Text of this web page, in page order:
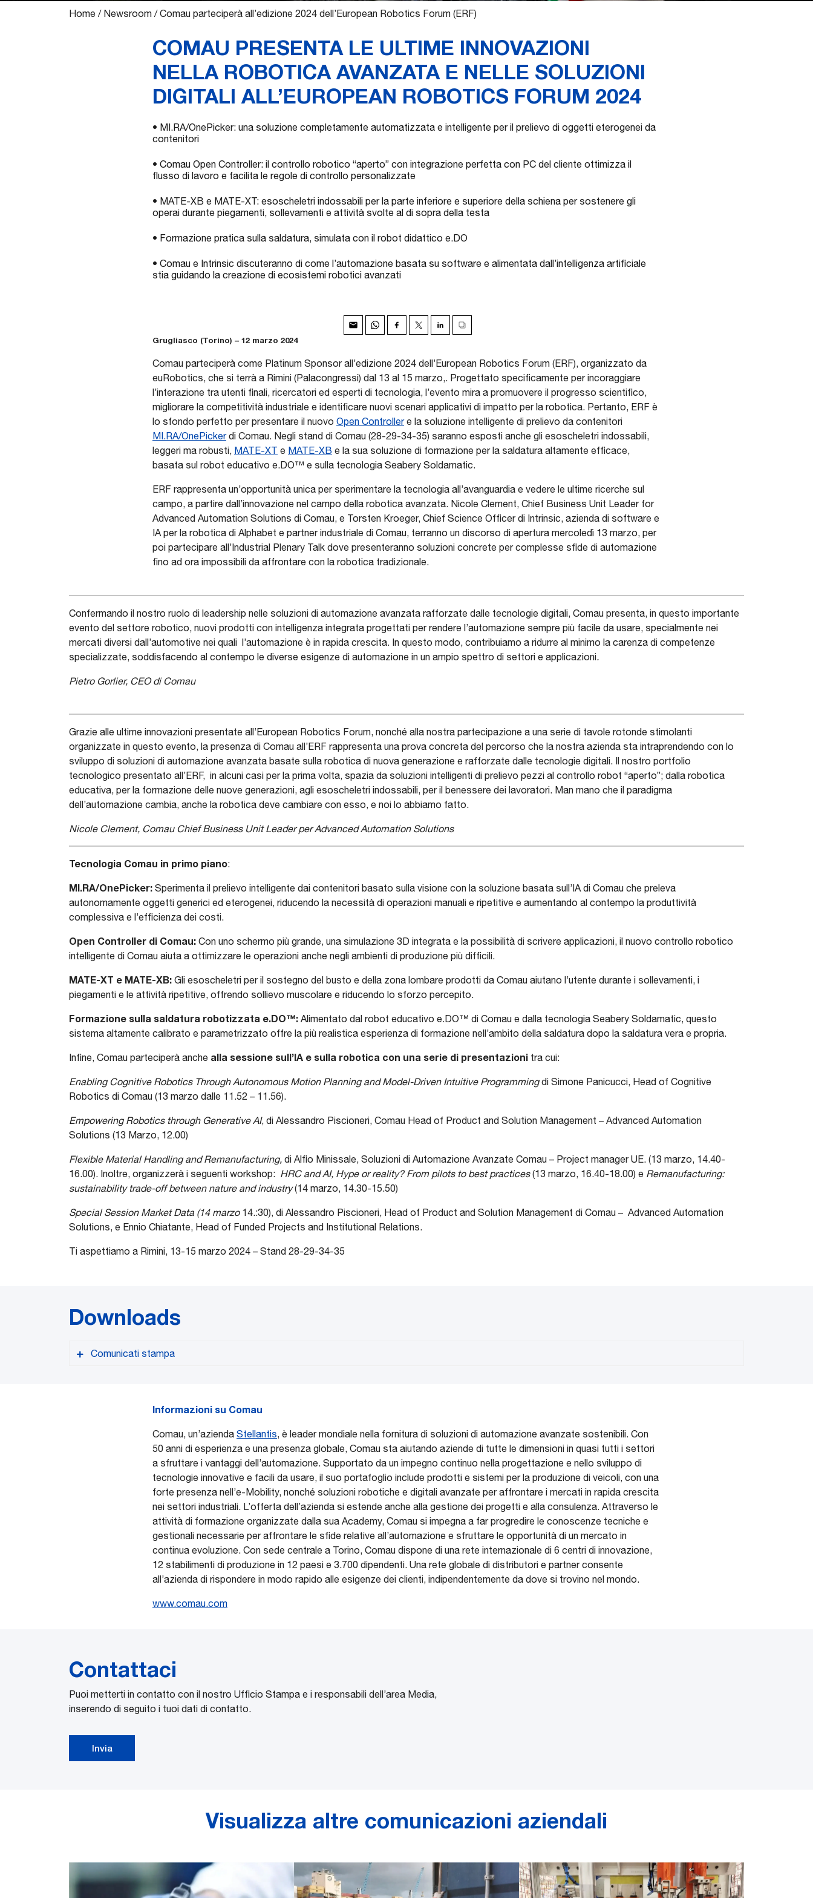
Home / Newsroom /Comau parteciperà all’edizione 2024 dell’European Robotics Forum (ERF)
COMAU PRESENTA LE ULTIME INNOVAZIONI
NELLA ROBOTICA AVANZATA E NELLE SOLUZIONI
DIGITALI ALL’EUROPEAN ROBOTICS FORUM 2024
• MI.RA/OnePicker: una soluzione completamente automatizzata e intelligente per il prelievo di oggetti eterogenei da
contenitori
• Comau Open Controller: il controllo robotico “aperto” con integrazione perfetta con PC del cliente ottimizza il
flusso di lavoro e facilita le regole di controllo personalizzate
• MATE-XB e MATE-XT: esoscheletri indossabili per la parte inferiore e superiore della schiena per sostenere gli
operai durante piegamenti, sollevamenti e attività svolte al di sopra della testa
• Formazione pratica sulla saldatura, simulata con il robot didattico e.DO
• Comau e Intrinsic discuteranno di come l’automazione basata su software e alimentata dall’intelligenza artificiale
stia guidando la creazione di ecosistemi robotici avanzati
Grugliasco (Torino) – 12 marzo 2024
Comau parteciperà come Platinum Sponsor all’edizione 2024 dell’European Robotics Forum (ERF), organizzato da
euRobotics, che si terrà a Rimini (Palacongressi) dal 13 al 15 marzo,. Progettato specificamente per incoraggiare
l’interazione tra utenti finali, ricercatori ed esperti di tecnologia, l’evento mira a promuovere il progresso scientifico,
migliorare la competitività industriale e identificare nuovi scenari applicativi di impatto per la robotica. Pertanto, ERF è
lo sfondo perfetto per presentare il nuovo Open Controllere la soluzione intelligente di prelievo da contenitori
MI.RA/OnePickerdi Comau. Negli stand di Comau (28-29-34-35) saranno esposti anche gli esoscheletri indossabili,
leggeri ma robusti, MATE-XT e MATE-XB e la sua soluzione di formazione per la saldatura altamente efficace,
basata sul robot educativo e.DO™ e sulla tecnologia Seabery Soldamatic.
ERF rappresenta un’opportunità unica per sperimentare la tecnologia all’avanguardia e vedere le ultime ricerche sul
campo, a partire dall’innovazione nel campo della robotica avanzata. Nicole Clement, Chief Business Unit Leader for
Advanced Automation Solutions di Comau, e Torsten Kroeger, Chief Science Officer di Intrinsic, azienda di software e
IA per la robotica di Alphabet e partner industriale di Comau, terranno un discorso di apertura mercoledì 13 marzo, per
poi partecipare all’Industrial Plenary Talk dove presenteranno soluzioni concrete per complesse sfide di automazione
fino ad ora impossibili da affrontare con la robotica tradizionale.
Confermando il nostro ruolo di leadership nelle soluzioni di automazione avanzata rafforzate dalle tecnologie digitali, Comau presenta, in questo importante
evento del settore robotico, nuovi prodotti con intelligenza integrata progettati per rendere l’automazione sempre più facile da usare, specialmente nei
mercati diversi dall’automotive nei quali l’automazione è in rapida crescita. In questo modo, contribuiamo a ridurre al minimo la carenza di competenze
specializzate, soddisfacendo al contempo le diverse esigenze di automazione in un ampio spettro di settori e applicazioni.
Pietro Gorlier, CEO di Comau
Grazie alle ultime innovazioni presentate all’European Robotics Forum, nonché alla nostra partecipazione a una serie di tavole rotonde stimolanti
organizzate in questo evento, la presenza di Comau all’ERF rappresenta una prova concreta del percorso che la nostra azienda sta intraprendendo con lo
sviluppo di soluzioni di automazione avanzata basate sulla robotica di nuova generazione e rafforzate dalle tecnologie digitali. Il nostro portfolio
tecnologico presentato all’ERF, in alcuni casi per la prima volta, spazia da soluzioni intelligenti di prelievo pezzi al controllo robot “aperto”; dalla robotica
educativa, per la formazione delle nuove generazioni, agli esoscheletri indossabili, per il benessere dei lavoratori. Man mano che il paradigma
dell’automazione cambia, anche la robotica deve cambiare con esso, e noi lo abbiamo fatto.
Nicole Clement, Comau Chief Business Unit Leader per Advanced Automation Solutions
Tecnologia Comau in primo piano:
MI.RA/OnePicker: Sperimenta il prelievo intelligente dai contenitori basato sulla visione con la soluzione basata sull’IA di Comau che preleva
autonomamente oggetti generici ed eterogenei, riducendo la necessità di operazioni manuali e ripetitive e aumentando al contempo la produttività
complessiva e l’efficienza dei costi.
Open Controller di Comau: Con uno schermo più grande, una simulazione 3D integrata e la possibilità di scrivere applicazioni, il nuovo controllo robotico
intelligente di Comau aiuta a ottimizzare le operazioni anche negli ambienti di produzione più difficili.
MATE-XT e MATE-XB: Gli esoscheletri per il sostegno del busto e della zona lombare prodotti da Comau aiutano l’utente durante i sollevamenti, i
piegamenti e le attività ripetitive, offrendo sollievo muscolare e riducendo lo sforzo percepito.
Formazione sulla saldatura robotizzata e.DO™: Alimentato dal robot educativo e.DO™ di Comau e dalla tecnologia Seabery Soldamatic, questo
sistema altamente calibrato e parametrizzato offre la più realistica esperienza di formazione nell’ambito della saldatura dopo la saldatura vera e propria.
Infine, Comau parteciperà anche alla sessione sull’IA e sulla robotica con una serie di presentazioni tra cui:
Enabling Cognitive Robotics Through Autonomous Motion Planning and Model-Driven Intuitive Programmingdi Simone Panicucci, Head of Cognitive
Robotics di Comau (13 marzo dalle 11.52 – 11.56).
Empowering Robotics through Generative AI, di Alessandro Piscioneri, Comau Head of Product and Solution Management – Advanced Automation
Solutions (13 Marzo, 12.00)
Flexible Material Handling and Remanufacturing, di Alfio Minissale, Soluzioni di Automazione Avanzate Comau – Project manager UE. (13 marzo, 14.40-
16.00). Inoltre, organizzerà i seguenti workshop: HRC and AI, Hype or reality? From pilots to best practices(13 marzo, 16.40-18.00) e Remanufacturing:
sustainability trade-off between nature and industry(14 marzo, 14.30-15.50)
Special Session Market Data (14 marzo 14.:30), di Alessandro Piscioneri, Head of Product and Solution Management di Comau – Advanced Automation
Solutions, e Ennio Chiatante, Head of Funded Projects and Institutional Relations.
Ti aspettiamo a Rimini, 13-15 marzo 2024 – Stand 28-29-34-35
Downloads
Comunicati stampa
Informazioni su Comau
Comau, un’azienda Stellantis, è leader mondiale nella fornitura di soluzioni di automazione avanzate sostenibili. Con
50 anni di esperienza e una presenza globale, Comau sta aiutando aziende di tutte le dimensioni in quasi tutti i settori
a sfruttare i vantaggi dell’automazione. Supportato da un impegno continuo nella progettazione e nello sviluppo di
tecnologie innovative e facili da usare, il suo portafoglio include prodotti e sistemi per la produzione di veicoli, con una
forte presenza nell’e-Mobility, nonché soluzioni robotiche e digitali avanzate per affrontare i mercati in rapida crescita
nei settori industriali. L’offerta dell’azienda si estende anche alla gestione dei progetti e alla consulenza. Attraverso le
attività di formazione organizzate dalla sua Academy, Comau si impegna a far progredire le conoscenze tecniche e
gestionali necessarie per affrontare le sfide relative all’automazione e sfruttare le opportunità di un mercato in
continua evoluzione. Con sede centrale a Torino, Comau dispone di una rete internazionale di 6 centri di innovazione,
12 stabilimenti di produzione in 12 paesi e 3.700 dipendenti. Una rete globale di distributori e partner consente
all’azienda di rispondere in modo rapido alle esigenze dei clienti, indipendentemente da dove si trovino nel mondo.
www.comau.com
Contattaci
Puoi metterti in contatto con il nostro Ufficio Stampa e i responsabili dell’area Media,
inserendo di seguito i tuoi dati di contatto.
Invia
Visualizza altre comunicazioni aziendali